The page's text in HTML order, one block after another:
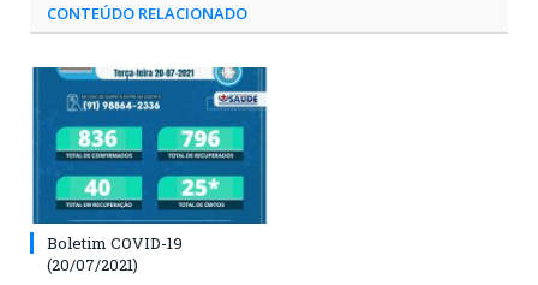
CONTEÚDO RELACIONADO
Boletim COVID-19
(20/07/2021)